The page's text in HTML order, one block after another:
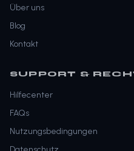
Über uns
Blog
Kontakt
SUPPORT &
Hilfecenter
FAQs
Nutzungsbedingungen